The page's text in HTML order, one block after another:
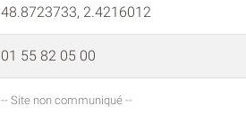
48.8723733, 2.4216012
01 55 82 05 00
-- Site non communiqué --